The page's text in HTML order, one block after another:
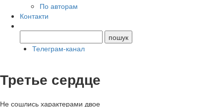
По авторам
Контакти
Телеграм-канал
Третье сердце
Не сошлись характерами двое